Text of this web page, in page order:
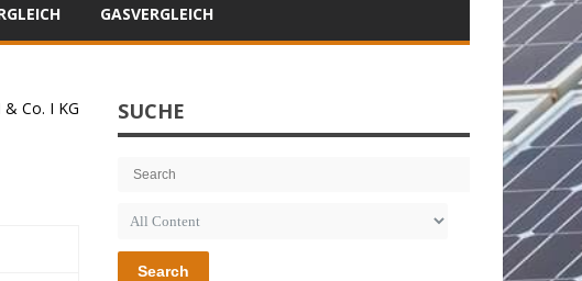
GASVERGLEICH
Co. I KG SUCHE
Search